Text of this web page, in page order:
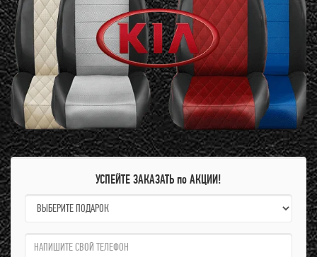
УСПЕЙТЕ ЗАКАЗАТЬ по АКЦИИ!
name:
qzw: